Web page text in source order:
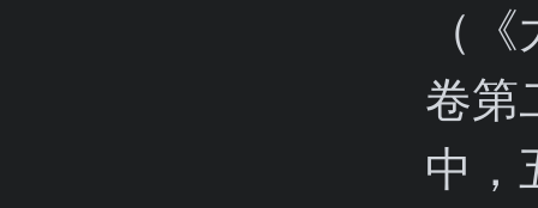
（
卷第
中，